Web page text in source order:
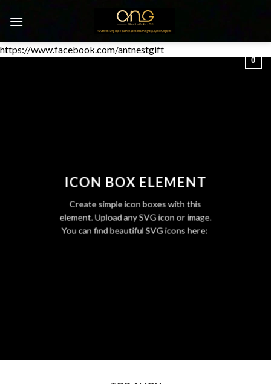
đến
dung
0
https://www.facebook.com/antnestgift
ICON BOX ELEMENT
Create simple icon boxes with this
element. Upload any SVG icon or image.
You can find beautiful SVG icons here: